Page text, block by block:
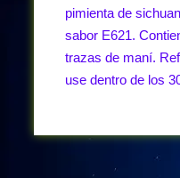
pimienta de
sabor E621.
trazas de maní.
use dentro de los